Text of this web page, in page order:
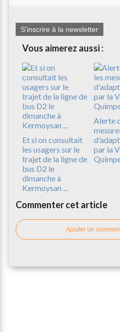
S'inscrire à la newsletter
Vous aimerez aussi :
Et si on consultait
les usagers sur le
trajet de la ligne de
bus D2 le
dimanche à
Kermoysan ...
Alerte
par la
Commenter cet article
Ajouter un